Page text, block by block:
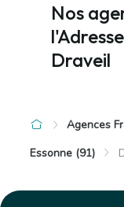
Nos
Draveil
Agences
Essonne (91)